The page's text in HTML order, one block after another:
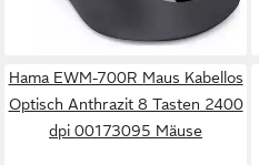
Hama EWM-700R Maus Kabellos
Optisch Anthrazit 8 Tasten 2400
dpi 00173095 Mäuse